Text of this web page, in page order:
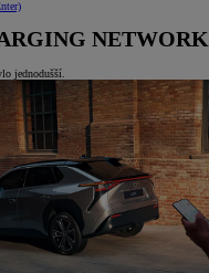
NETWORK
jednodušší.